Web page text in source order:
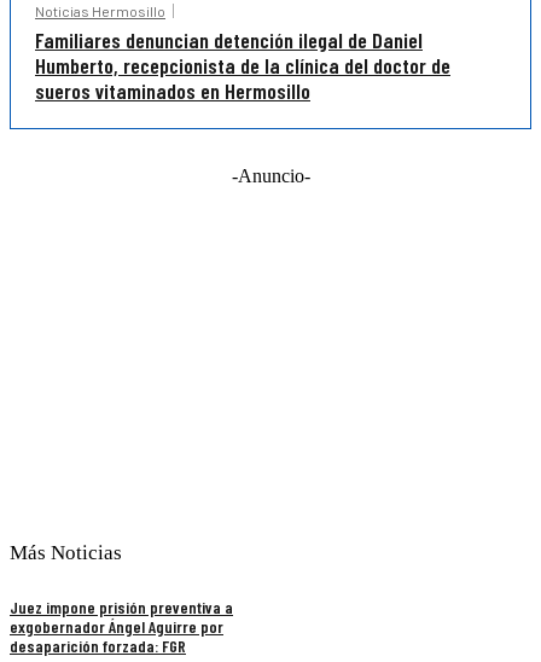
Noticias Hermosillo
Familiares denuncian detención ilegal de Daniel
Humberto, recepcionista de la clínica del doctor de
sueros vitaminados en Hermosillo
-Anuncio-
Más Noticias
Juez impone prisión preventiva a
exgobernador Ángel Aguirre por
desaparición forzada: FGR